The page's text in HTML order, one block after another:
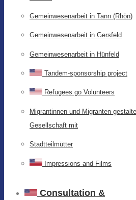
Gemeinwesenarbeit in Tann (Rhön)
Gemeinwesenarbeit in Gersfeld
Gemeinwesenarbeit in Hünfeld
Tandem-sponsorship project
Refugees go Volunteers
Migrantinnen und Migranten
Gesellschaft mit
Stadtteilmütter
Impressions and Films
Consultation &